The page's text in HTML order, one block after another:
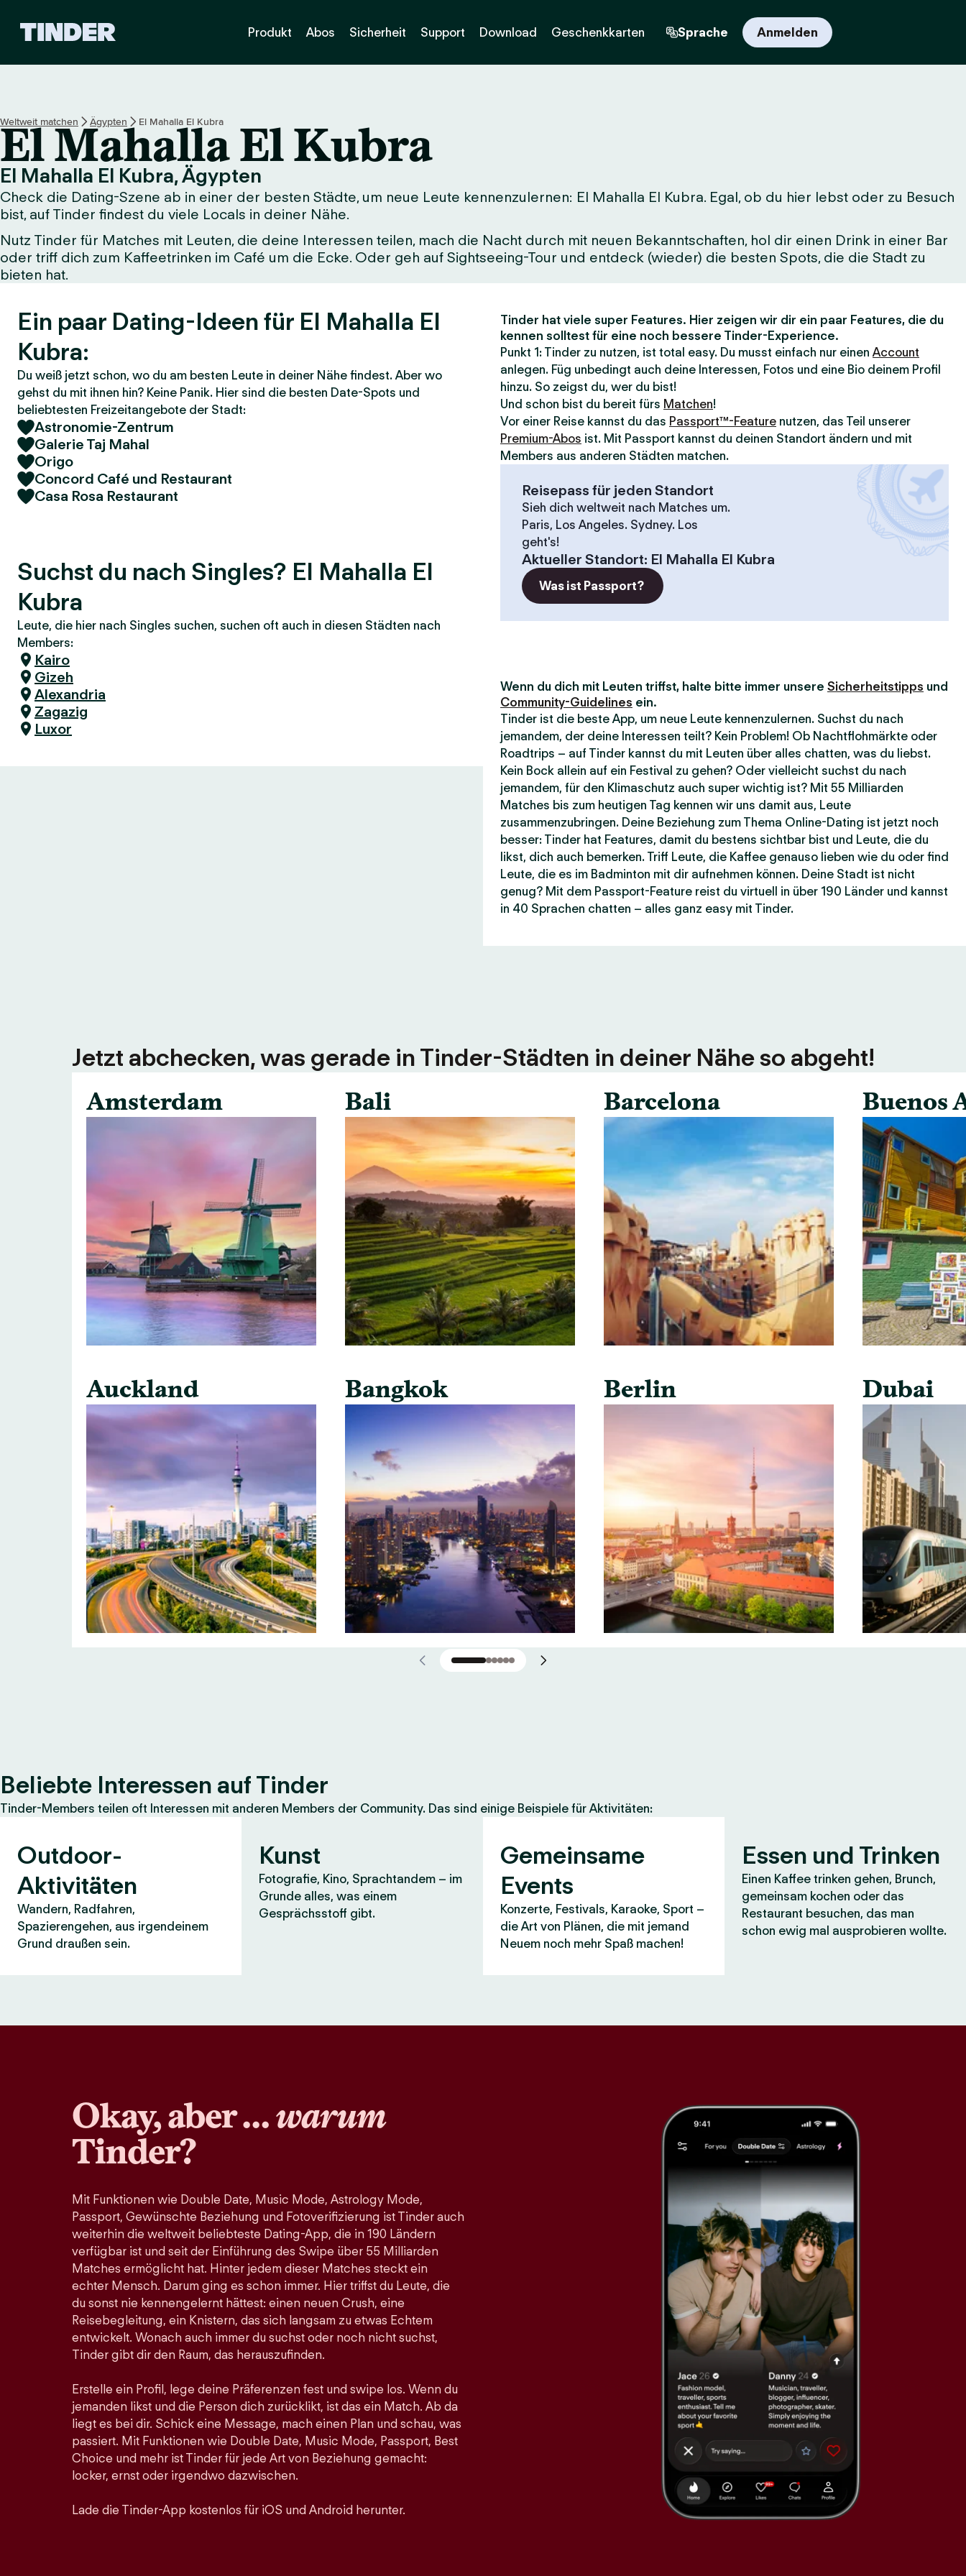
-
S
a
r
t
s
i
t
Produkt Abos Sicherheit Support Download Geschenkkarten Sprache Anmelden
Weltweit matchen Ägypten El Mahalla El Kubra
El Mahalla El Kubra
El Mahalla El Kubra, Ägypten
Check die Dating-Szene ab in einer der besten Städte, um neue Leute kennenzulernen: El Mahalla El Kubra. Egal, ob du hier lebst oder zu Besuch
bist, auf Tinder findest du viele Locals in deiner Nähe.
Nutz Tinder für Matches mit Leuten, die deine Interessen teilen, mach die Nacht durch mit neuen Bekanntschaften, hol dir einen Drink in einer Bar
oder triff dich zum Kaffeetrinken im Café um die Ecke. Oder geh auf Sightseeing-Tour und entdeck (wieder) die besten Spots, die die Stadt zu
bieten hat.
Ein paar Dating-Ideen für El Mahalla El
Kubra:
Du weiß jetzt schon, wo du am besten Leute in deiner Nähe findest. Aber wo
gehst du mit ihnen hin? Keine Panik. Hier sind die besten Date-Spots und
beliebtesten Freizeitangebote der Stadt:
Astronomie-Zentrum
Galerie Taj Mahal
Origo
Concord Café und Restaurant
Casa Rosa Restaurant
Suchst du nach Singles? El Mahalla El
Kubra
Leute, die hier nach Singles suchen, suchen oft auch in diesen Städten nach
Members:
Kairo
Gizeh
Alexandria
Zagazig
Luxor
Tinder hat viele super Features. Hier zeigen wir dir ein paar Features, die du
kennen solltest für eine noch bessere Tinder-Experience.
Punkt 1: Tinder zu nutzen, ist total easy. Du musst einfach nur einenAccount
anlegen. Füg unbedingt auch deine Interessen, Fotos und eine Bio deinem Profil
hinzu. So zeigst du, wer du bist!
Und schon bist du bereit fürs Matchen!
Vor einer Reise kannst du das Passport™-Feature nutzen, das Teil unserer
Premium-Abos ist. Mit Passport kannst du deinen Standort ändern und mit
Members aus anderen Städten matchen.
Reisepass für jeden Standort
Sieh dich weltweit nach Matches um.
Paris, Los Angeles. Sydney. Los
geht's!
Aktueller Standort: El Mahalla El Kubra
Was ist Passport?
Wenn du dich mit Leuten triffst, halte bitte immer unsere Sicherheitstipps und
Community-Guidelines ein.
Tinder ist die beste App, um neue Leute kennenzulernen. Suchst du nach
jemandem, der deine Interessen teilt? Kein Problem! Ob Nachtflohmärkte oder
Roadtrips – auf Tinder kannst du mit Leuten über alles chatten, was du liebst.
Kein Bock allein auf ein Festival zu gehen? Oder vielleicht suchst du nach
jemandem, für den Klimaschutz auch super wichtig ist? Mit 55 Milliarden
Matches bis zum heutigen Tag kennen wir uns damit aus, Leute
zusammenzubringen. Deine Beziehung zum Thema Online-Dating ist jetzt noch
besser: Tinder hat Features, damit du bestens sichtbar bist und Leute, die du
likst, dich auch bemerken. Triff Leute, die Kaffee genauso lieben wie du oder find
Leute, die es im Badminton mit dir aufnehmen können. Deine Stadt ist nicht
genug? Mit dem Passport-Feature reist du virtuell in über 190 Länder und kannst
in 40 Sprachen chatten – alles ganz easy mit Tinder.
Jetzt abchecken, was gerade in Tinder-Städten in deiner Nähe so abgeht!
Amsterdam
Auckland
Bali
Bangkok
Barcelona
Berlin
Buenos
Dubai
Beliebte Interessen auf Tinder
Tinder-Members teilen oft Interessen mit anderen Members der Community. Das sind einige Beispiele für Aktivitäten:
Outdoor-
Aktivitäten
Wandern, Radfahren,
Spazierengehen, aus irgendeinem
Grund draußen sein.
Kunst
Fotografie, Kino, Sprachtandem – im
Grunde alles, was einem
Gesprächsstoff gibt.
Gemeinsame
Events
Konzerte, Festivals, Karaoke, Sport –
die Art von Plänen, die mit jemand
Neuem noch mehr Spaß machen!
Essen und Trinken
Einen Kaffee trinken gehen, Brunch,
gemeinsam kochen oder das
Restaurant besuchen, das man
schon ewig mal ausprobieren wollte.
Okay, aber …warum
Tinder?
Mit Funktionen wie Double Date, Music Mode, Astrology Mode,
Passport, Gewünschte Beziehung und Fotoverifizierung ist Tinder auch
weiterhin die weltweit beliebteste Dating-App, die in 190 Ländern
verfügbar ist und seit der Einführung des Swipe über 55 Milliarden
Matches ermöglicht hat. Hinter jedem dieser Matches steckt ein
echter Mensch. Darum ging es schon immer. Hier triffst du Leute, die
du sonst nie kennengelernt hättest: einen neuen Crush, eine
Reisebegleitung, ein Knistern, das sich langsam zu etwas Echtem
entwickelt. Wonach auch immer du suchst oder noch nicht suchst,
Tinder gibt dir den Raum, das herauszufinden.
Erstelle ein Profil, lege deine Präferenzen fest und swipe los. Wenn du
jemanden likst und die Person dich zurücklikt, ist das ein Match. Ab da
liegt es bei dir. Schick eine Message, mach einen Plan und schau, was
passiert. Mit Funktionen wie Double Date, Music Mode, Passport, Best
Choice und mehr ist Tinder für jede Art von Beziehung gemacht:
locker, ernst oder irgendwo dazwischen.
Lade die Tinder-App kostenlos für iOS und Android herunter.